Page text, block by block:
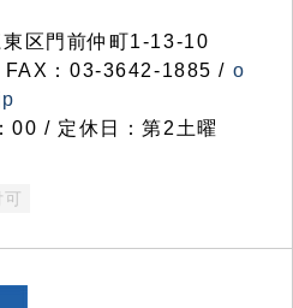
区門前仲町1-13-10
：03-3642-1885 / o
00 / 定休日：第2土曜
可